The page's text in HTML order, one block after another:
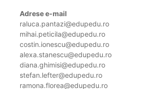
Adrese e-mail
raluca.pantazi@edupedu.ro
mihai.peticila@edupedu.ro
costin.ionescu@edupedu.ro
alexa.stanescu@edupedu.ro
diana.ghimisi@edupedu.ro
stefan.lefter@edupedu.ro
ramona.florea@edupedu.ro